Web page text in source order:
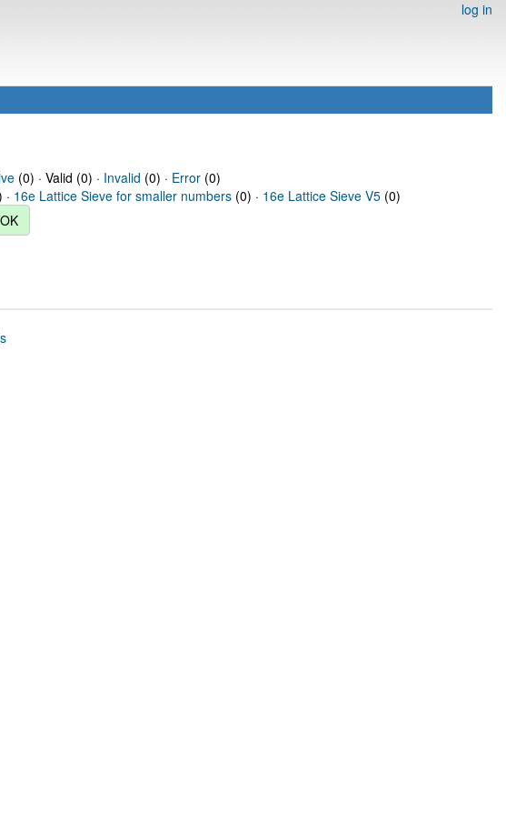
log in
(0) · Valid (0) · Invalid (0) · Error(0)
· 16e Lattice Sieve for smaller numbers (0) · 16e Lattice Sieve V5 (0)